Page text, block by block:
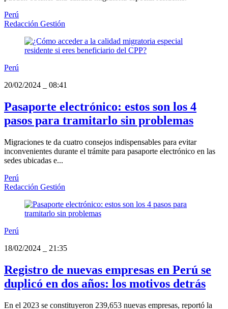
Perú
Redacción Gestión
Perú
20/02/2024
08:41
Pasaporte electrónico: estos son los 4
pasos para tramitarlo sin problemas
Migraciones te da cuatro consejos indispensables para evitar
inconvenientes durante el trámite para pasaporte electrónico en las
sedes ubicadas e...
Perú
Redacción Gestión
Perú
18/02/2024
21:35
Registro de nuevas empresas en Perú se
duplicó en dos años: los motivos detrás
En el 2023 se constituyeron 239,653 nuevas empresas, reportó la